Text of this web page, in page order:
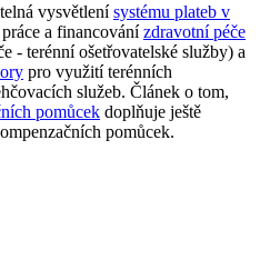
vysvětlenísystému plateb v
a financovánízdravotní péče
- terénní ošetřovatelské služby) a
pro využití terénních
služeb. Článek o tom,
pomůcek doplňuje ještě
pomůcek.